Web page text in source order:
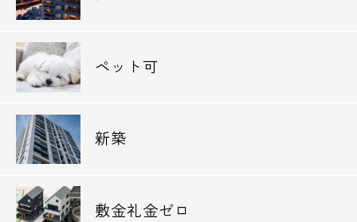
ペット可
新築
敷金礼金ゼロ
電話でお問い合わせ
0120-500-529
メールでお問い合わせ